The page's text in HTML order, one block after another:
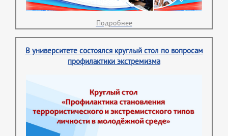
Подробнее
В университете состоялся круглый стол по вопросам
профилактики экстремизма